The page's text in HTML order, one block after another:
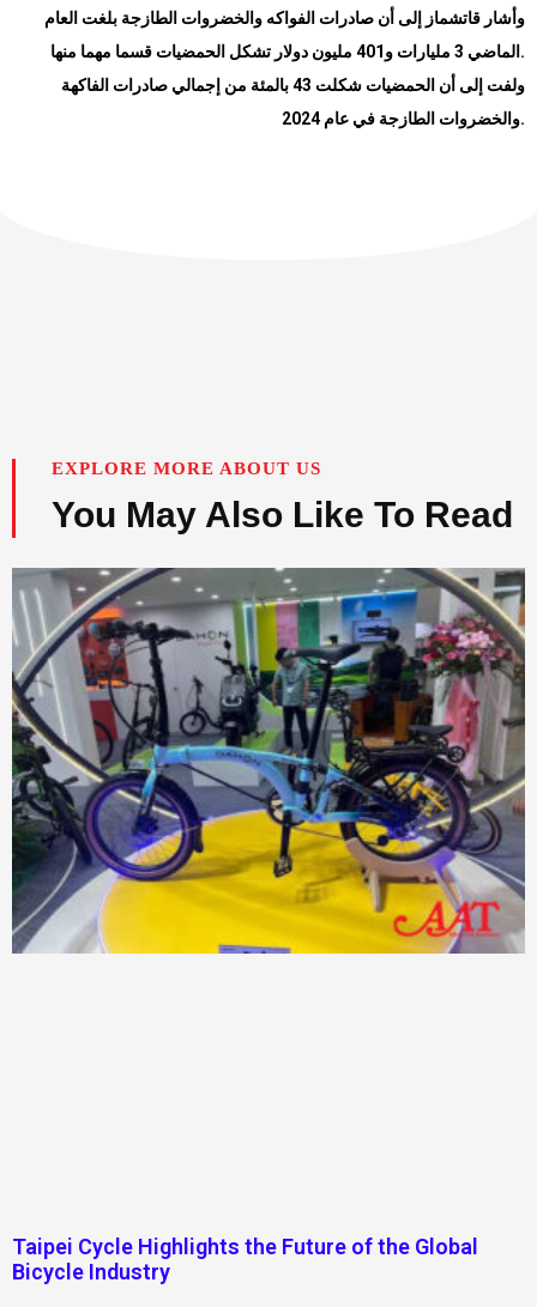
وأشار قاتشماز إلى أن صادرات الفواكه والخضروات الطازجة بلغت العام
الماضي 3 مليارات و401 مليون دولار تشكل الحمضيات قسما مهما منها .
ولفت إلى أن الحمضيات شكلت 43 بالمئة من إجمالي صادرات الفاكهة
والخضروات الطازجة في عام 2024.
EXPLORE MORE ABOUT US
You May Also Like To Read
Taipei Cycle Highlights the Future of the Global
Bicycle Industry